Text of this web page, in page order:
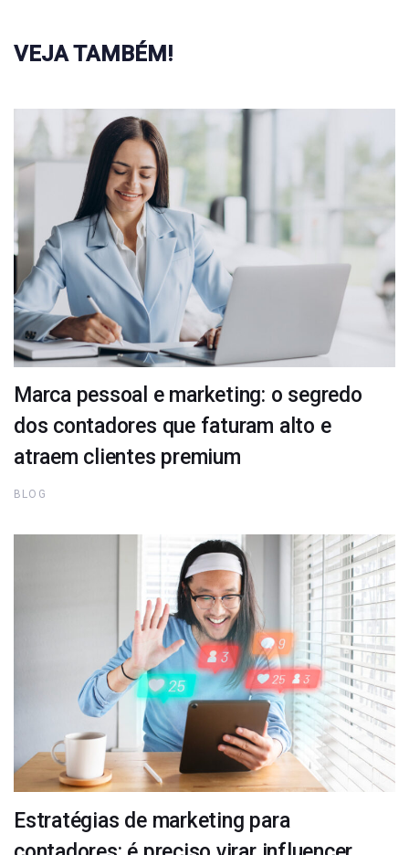
VEJA TAMBÉM!
Marca pessoal e marketing: o segredo
dos contadores que faturam alto e
atraem clientes premium
BLOG
Estratégias de marketing para